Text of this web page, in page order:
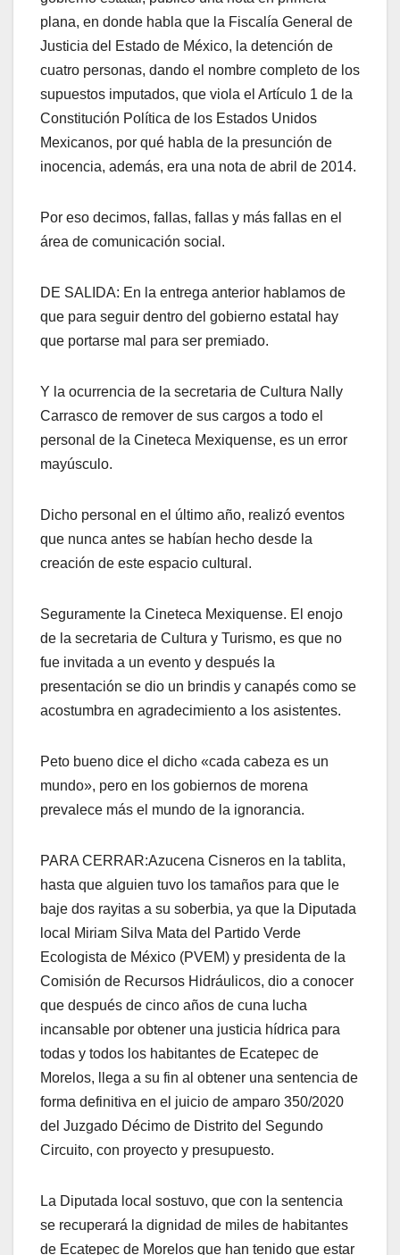
plana, en donde habla que la Fiscalía General de
Justicia del Estado de México, la detención de
cuatro personas, dando el nombre completo de los
supuestos imputados, que viola el Artículo 1 de la
Constitución Política de los Estados Unidos
Mexicanos, por qué habla de la presunción de
inocencia, además, era una nota de abril de 2014.
Por eso decimos, fallas, fallas y más fallas en el
área de comunicación social.
DE SALIDA: En la entrega anterior hablamos de
que para seguir dentro del gobierno estatal hay
que portarse mal para ser premiado.
Y la ocurrencia de la secretaria de Cultura Nally
Carrasco de remover de sus cargos a todo el
personal de la Cineteca Mexiquense, es un error
mayúsculo.
Dicho personal en el último año, realizó eventos
que nunca antes se habían hecho desde la
creación de este espacio cultural.
Seguramente la Cineteca Mexiquense. El enojo
de la secretaria de Cultura y Turismo, es que no
fue invitada a un evento y después la
presentación se dio un brindis y canapés como se
acostumbra en agradecimiento a los asistentes.
Peto bueno dice el dicho «cada cabeza es un
mundo», pero en los gobiernos de morena
prevalece más el mundo de la ignorancia.
PARA CERRAR:Azucena Cisneros en la tablita,
hasta que alguien tuvo los tamaños para que le
baje dos rayitas a su soberbia, ya que la Diputada
local Miriam Silva Mata del Partido Verde
Ecologista de México (PVEM) y presidenta de la
Comisión de Recursos Hidráulicos, dio a conocer
que después de cinco años de cuna lucha
incansable por obtener una justicia hídrica para
todas y todos los habitantes de Ecatepec de
Morelos, llega a su fin al obtener una sentencia de
forma definitiva en el juicio de amparo 350/2020
del Juzgado Décimo de Distrito del Segundo
Circuito, con proyecto y presupuesto.
La Diputada local sostuvo, que con la sentencia
se recuperará la dignidad de miles de habitantes
de Ecatepec de Morelos que han tenido que estar